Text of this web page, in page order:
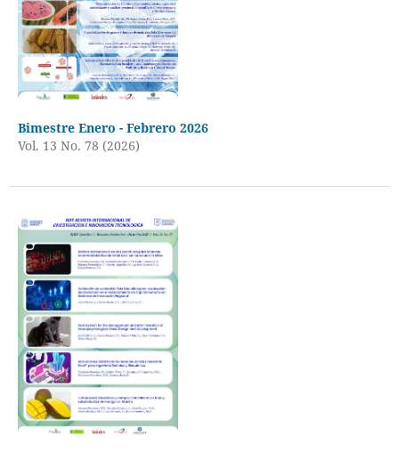
Bimestre Enero - Febrero 2026
Vol. 13 No. 78 (2026)